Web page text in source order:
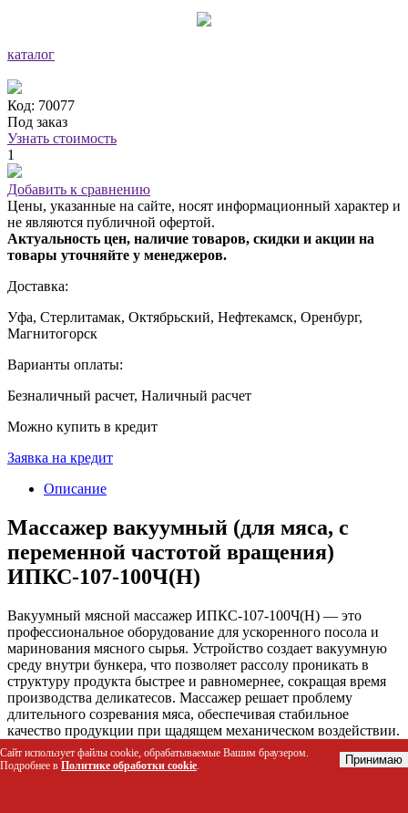
каталог
Код: 70077
Под заказ
Узнать стоимость
1
Добавить к сравнению
Цены, указанные на сайте, носят информационный характер и
не являются публичной офертой.
Актуальность цен, наличие товаров, скидки и акции на
товары уточняйте у менеджеров.
Доставка:
Уфа, Стерлитамак, Октябрьский, Нефтекамск, Оренбург,
Магнитогорск
Варианты оплаты:
Безналичный расчет, Наличный расчет
Можно купить в кредит
Заявка на кредит
Описание
Массажер вакуумный (для мяса, с
переменной частотой вращения)
ИПКС-107-100Ч(Н)
Вакуумный мясной массажер ИПКС-107-100Ч(Н) — это
профессиональное оборудование для ускоренного посола и
маринования мясного сырья. Устройство создает вакуумную
среду внутри бункера, что позволяет рассолу проникать в
структуру продукта быстрее и равномернее, сокращая время
производства деликатесов. Массажер решает проблему
длительного созревания мяса, обеспечивая стабильное
качество продукции при щадящем механическом воздействии.
Кому подойдет этот товар
Сайт использует файлы cookie, обрабатываемые Вашим браузером.
Подробнее в Политике обработки cookie. Принимаю